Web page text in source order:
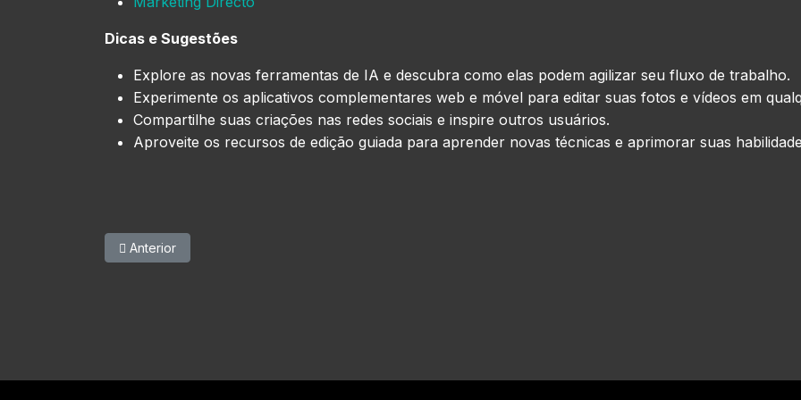
Dicas e Sugestões
Explore as novas ferramentas de IA e descubra como elas podem agilizar seu fluxo de trabalho.
Experimente os aplicativos complementares web e móvel para editar suas fotos e vídeos em
Compartilhe suas criações nas redes sociais e inspire outros usuários.
Aproveite os recursos de edição guiada para aprender novas técnicas e aprimorar suas
Artigo anterior: Wikipédia Declara Guerra Contra a Inteligência Artificial
Anterior